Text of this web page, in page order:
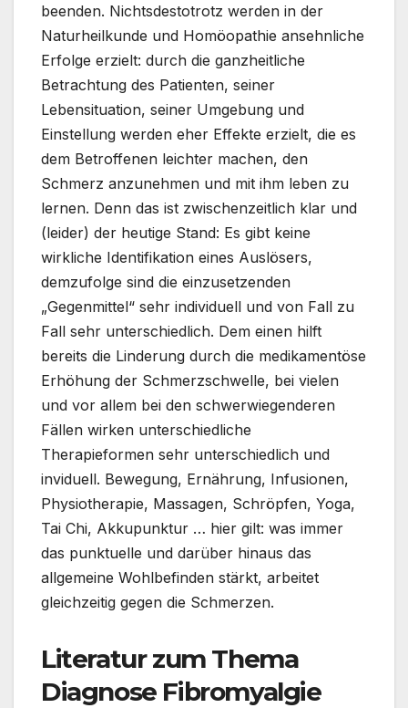
beenden. Nichtsdestotrotz werden in der
Naturheilkunde und Homöopathie ansehnliche
Erfolge erzielt: durch die ganzheitliche
Betrachtung des Patienten, seiner
Lebensituation, seiner Umgebung und
Einstellung werden eher Effekte erzielt, die es
dem Betroffenen leichter machen, den
Schmerz anzunehmen und mit ihm leben zu
lernen. Denn das ist zwischenzeitlich klar und
(leider) der heutige Stand: Es gibt keine
wirkliche Identifikation eines Auslösers,
demzufolge sind die einzusetzenden
„Gegenmittel“ sehr individuell und von Fall zu
Fall sehr unterschiedlich. Dem einen hilft
bereits die Linderung durch die medikamentöse
Erhöhung der Schmerzschwelle, bei vielen
und vor allem bei den schwerwiegenderen
Fällen wirken unterschiedliche
Therapieformen sehr unterschiedlich und
inviduell. Bewegung, Ernährung, Infusionen,
Physiotherapie, Massagen, Schröpfen, Yoga,
Tai Chi, Akkupunktur … hier gilt: was immer
das punktuelle und darüber hinaus das
allgemeine Wohlbefinden stärkt, arbeitet
gleichzeitig gegen die Schmerzen.
Literatur zum Thema
Diagnose Fibromyalgie